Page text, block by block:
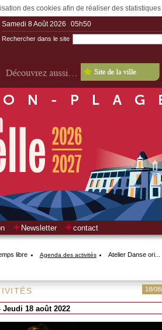
des cookies afin de réaliser des statistiques
Samedi 8 Août 2026
05h50
Rechercher dans le site
Newsletter contact
libre Agenda des activités Atelier Danse ori...
18/
18 août 2022